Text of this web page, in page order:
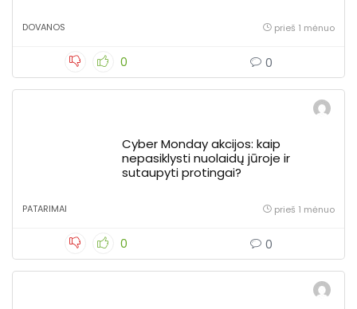
DOVANOS prieš 1 mėnuo
0 0
Cyber Monday akcijos: kaip
nepasiklysti nuolaidų jūroje ir
sutaupyti protingai?
PATARIMAI prieš 1 mėnuo
0 0